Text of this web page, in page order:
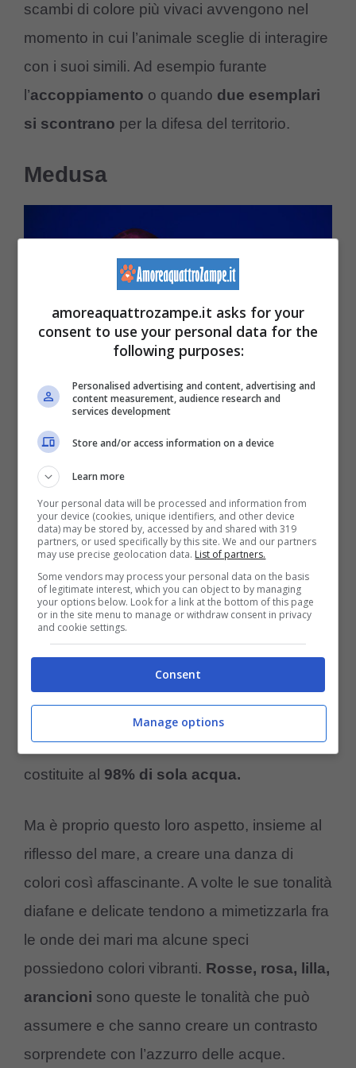
scambi di colore più vivaci avvengono nel
momento in cui l’animale sceglie di interagire
con i suoi simili. Ad esempio furante
l’accoppiamento o quando due esemplari
si scontrano per la difesa del territorio.
Medusa
Le meduse possono avere colorazioni molto decise (Foto
Unsplash)
Questi bizzarri animali acquatici sono
antichissimie popolavano i nostri mari già
700 milioni di anni fa. Tante solo lespeci
preistoriche che abitavano la terra ben prima
di noi. Le meduse però hanno la particolarità
di essere organismi galleggianti di tipo
planctonico. Il loro moto non è volontario ne
autonomo, si lasciano infatti trasportare dalle
correnti. Il loro aspetto gelatinoso
trasparenteè dovuto al fatto che sono
costituite al 98% di sola acqua.
Ma è proprio questo loro aspetto, insieme al
riflesso del mare, a creare una danza di
colori così affascinante. A volte le sue tonalità
diafane e delicate tendono a mimetizzarla fra
le onde dei mari ma alcune speci
possiedono colori vibranti. Rosse, rosa, lilla,
arancioni sono queste le tonalità che può
assumere e che sanno creare un contrasto
sorprendete con l’azzurro delle acque.
amoreaquattrozampe.it asks for your
consent to use your personal data for the
following purposes:
Personalised advertising and content, advertising and
content measurement, audience research and
services development
Store and/or access information on a device
Learn more
Your personal data will be processed and information from
your device (cookies, unique identifiers, and other device
data) may be stored by, accessed by and shared with 319
partners, or used specifically by this site. We and our partners
may use precise geolocation data. List of partners.
Some vendors may process your personal data on the basis
of legitimate interest, which you can object to by managing
your options below. Look for a link at the bottom of this page
or in the site menu to manage or withdraw consent in privacy
and cookie settings.
Consent
Manage options